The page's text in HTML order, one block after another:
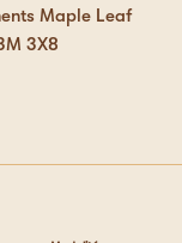
Maple Leaf
3X8